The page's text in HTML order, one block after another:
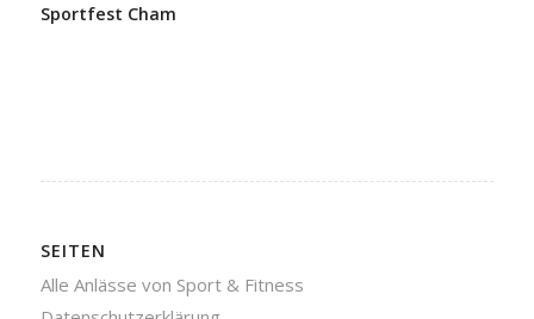
Sportfest Cham
SEITEN
Alle Anlässe von Sport & Fitness